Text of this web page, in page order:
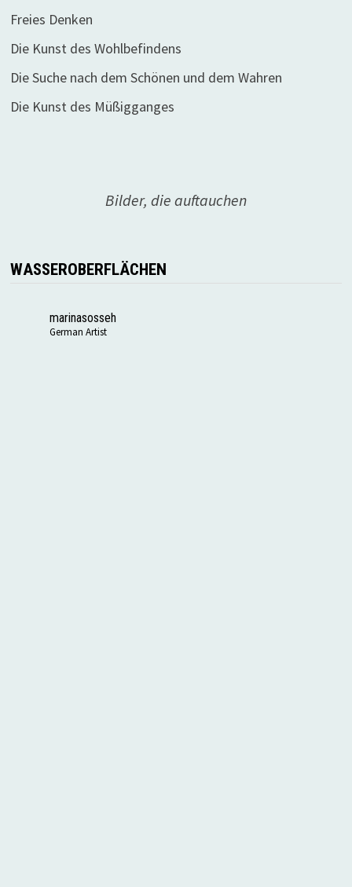
Freies Denken
Die Kunst des Wohlbefindens
Die Suche nach dem Schönen und dem Wahren
Die Kunst des Müßigganges
Bilder, die auftauchen
WASSEROBERFLÄCHEN
marinasosseh
German Artist